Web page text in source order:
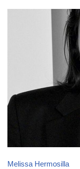
Melissa Hermosilla